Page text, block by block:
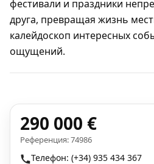
фестивали и праздники
друга, превращая жизнь
калейдоскоп интересных
ощущений.
290 000 €
Референция: 74986
Телефон: (+34) 935 434 367